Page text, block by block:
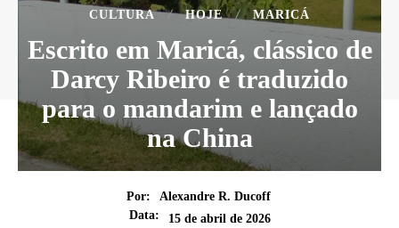
CULTURA HOJE MARICÁ
Escrito em Maricá, clássico de
Darcy Ribeiro é traduzido
para o mandarim e lançado
na China
Por:
Alexandre R. Ducoff
Data:
15 de abril de 2026